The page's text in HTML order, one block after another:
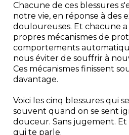
Chacune de ces blessures
notre vie, en réponse à des
douloureuses. Et chacune
propres mécanismes de
comportements
nous éviter de souffrir à
Ces mécanismes finissent
davantage.
Voici les cinq blessures qui
souvent quand on se sent
douceur. Sans jugement. Et
qui te parle.